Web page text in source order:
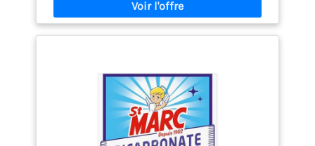
tout l’entretien de la maison : désincruster et faire
briller toutes les surfaces dans la cuisine,
dégraisser les sols, nettoyer le lave-vaisselle et
en prélavage, pour assouplir le linge, pour
désodoriser vos vêtements, mais également
comme détachant en faisant tremper le linge avant
utilisation en machine. Ne pas utiliser sur la laine
et la soie DESODORISANT : Utilisez le bicarbonate
pour désodoriser les pièces de la maison, un